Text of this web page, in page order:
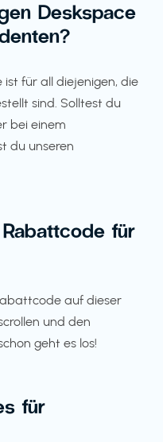
Deskspace
für all diejenigen, die
sind. Solltest du
bei einem
du unseren
für
auf dieser
und den
geht es los!
für